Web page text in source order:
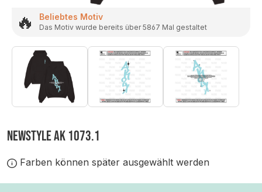
🔥 Beliebtes Motiv
Das Motiv wurde bereits über 5867 Mal gestaltet
NEWSTYLE AK 1073.1
Farben können später ausgewählt werden